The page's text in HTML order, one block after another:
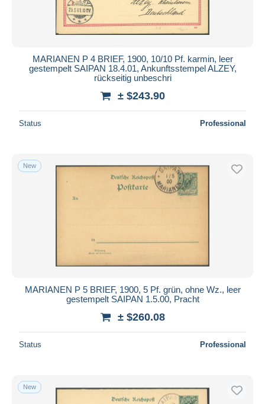
MARIANEN P 4 BRIEF, 1900, 10/10 Pf. karmin, leer
gestempelt SAIPAN 18.4.01, Ankunftsstempel ALZEY,
rückseitig unbeschri
± $243.90
Status Professional
New
MARIANEN P 5 BRIEF, 1900, 5 Pf. grün, ohne Wz., leer
gestempelt SAIPAN 1.5.00, Pracht
± $260.08
Status Professional
New